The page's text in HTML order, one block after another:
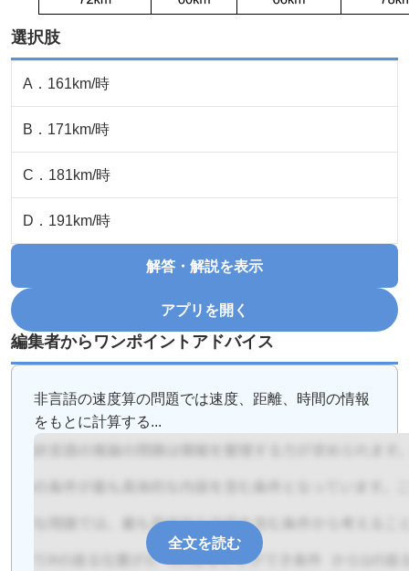
選択肢
A ． 161km/時
B ． 171km/時
C ． 181km/時
D ． 191km/時
解答・解説を表示
アプリを開く
編集者からワンポイントアドバイス
非言語の速度算の問題では速度、距離、時間の情報
をもとに計算する...
全文を読む